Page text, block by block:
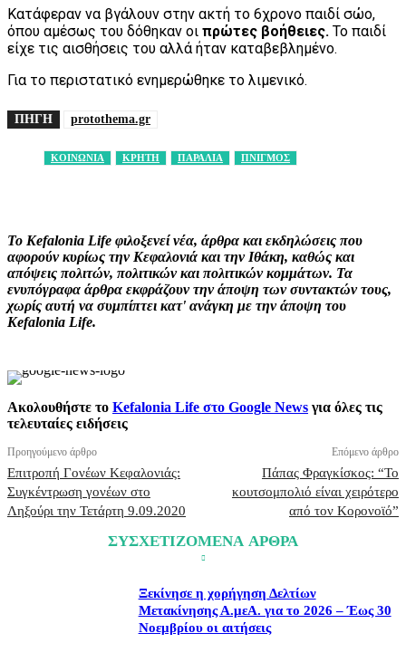
Κατάφεραν να βγάλουν στην ακτή το 6χρονο παιδί σώο,
όπου αμέσως του δόθηκαν οι πρώτες βοήθειες. Το παιδί
είχε τις αισθήσεις του αλλά ήταν καταβεβλημένο.
Για το περιστατικό ενημερώθηκε το λιμενικό.
ΠΗΓΗ protothema.gr
ΚΟΙΝΩΝΙΑ ΚΡΗΤΗ ΠΑΡΑΛΙΑ ΠΝΙΓΜΟΣ
Το Kefalonia Life φιλοξενεί νέα, άρθρα και εκδηλώσεις που
αφορούν κυρίως την Κεφαλονιά και την Ιθάκη, καθώς και
απόψεις πολιτών, πολιτικών και πολιτικών κομμάτων. Τα
ενυπόγραφα άρθρα εκφράζουν την άποψη των συντακτών τους,
χωρίς αυτή να συμπίπτει κατ' ανάγκη με την άποψη του
Kefalonia Life.
Ακολουθήστε το Kefalonia Life στο Google News για όλες τις
τελευταίες ειδήσεις
Προηγούμενο άρθρο
Επιτροπή Γονέων Κεφαλονιάς:
Συγκέντρωση γονέων στο
Ληξούρι την Τετάρτη 9.09.2020
Επόμενο άρθρο
Πάπας Φραγκίσκος: “Το
κουτσομπολιό είναι χειρότερο
από τον Κορονοϊό”
ΣΥΣΧΕΤΙΖΟΜΕΝΑ ΑΡΘΡΑ
Ξεκίνησε η χορήγηση Δελτίων
Μετακίνησης Α.μεΑ. για το 2026 – Έως 30
Νοεμβρίου οι αιτήσεις